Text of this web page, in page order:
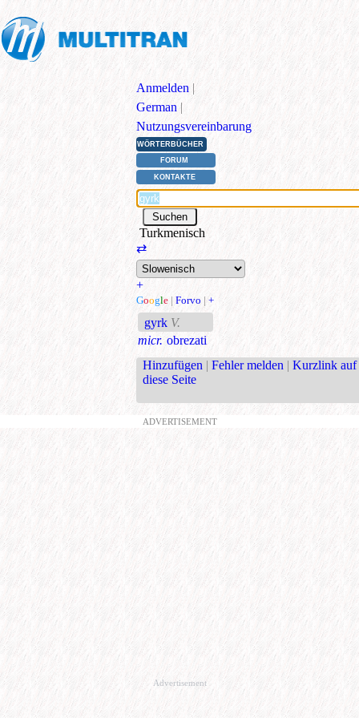
Anmelden |
German |
Nutzungsvereinbarung
WÖRTERBÜCHER
FORUM
KONTAKTE
Turkmenisch
⇄
+
Google | Forvo | +
gyrk V.
micr. obrezati
Hinzufügen | Fehler melden | Kurzlink auf
diese Seite
ADVERTISEMENT
Advertisement